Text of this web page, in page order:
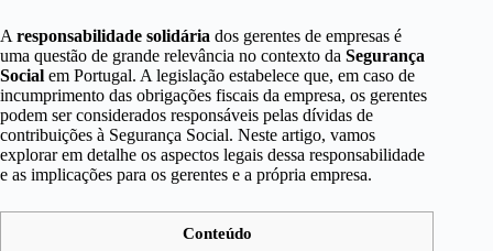
A responsabilidade solidária dos gerentes de empresas é
uma questão de grande relevância no contexto da Segurança
Social em Portugal. A legislação estabelece que, em caso de
incumprimento das obrigações fiscais da empresa, os gerentes
podem ser considerados responsáveis pelas dívidas de
contribuições à Segurança Social. Neste artigo, vamos
explorar em detalhe os aspectos legais dessa responsabilidade
e as implicações para os gerentes e a própria empresa.
Conteúdo